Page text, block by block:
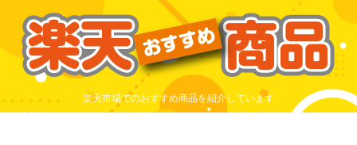
楽天市場でのおすすめ商品を紹介しています